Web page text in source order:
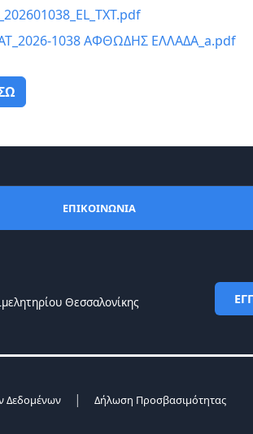
1038 ΑΦΘΩΔΗΣ ΕΛΛΑΔΑ_a.pdf
ΕΠΙΚΟΙΝΩΝΙΑ
Θεσσαλονίκης
Δεδομένων | Δήλωση Προσβασιμότητας